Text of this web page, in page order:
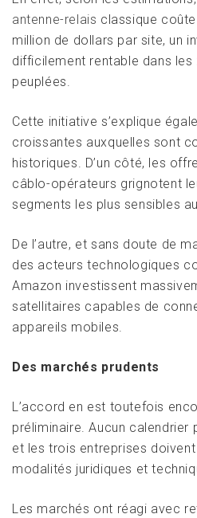
antenne-relais classique
million de dollars par site, un
difficilement rentable dans
peuplées.
Cette initiative s’explique
croissantes auxquelles sont
historiques. D’un côté, les
câblo-opérateurs grignotent
segments les plus sensibles
De l’autre, et sans doute de
des acteurs technologiques
Amazon investissent
satellitaires capables de
appareils mobiles.
Des marchés prudents
L’accord en est toutefois
préliminaire. Aucun calendrier
et les trois entreprises
modalités juridiques et
Les marchés ont réagi avec